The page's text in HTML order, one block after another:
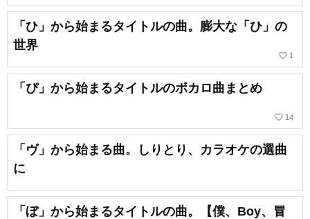
「ひ」から始まるタイトルの曲。膨大な「ひ」の
世界
favorite_border 1
「ぴ」から始まるタイトルのボカロ曲まとめ
favorite_border 14
「ヴ」から始まる曲。しりとり、カラオケの選曲
に
「ぼ」から始まるタイトルの曲。【僕、Boy、冒